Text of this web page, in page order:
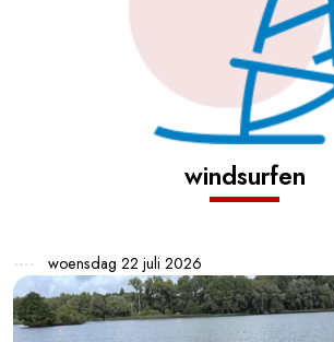
windsurfen
woensdag 22 juli 2026